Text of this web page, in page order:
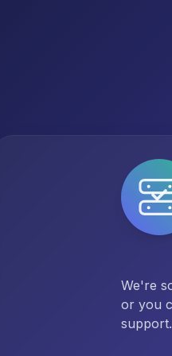
We're
or you
support.